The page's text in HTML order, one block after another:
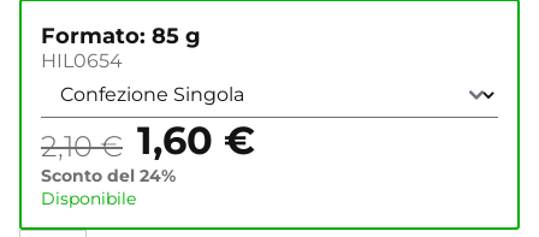
Formato: 85 g
HIL0654
2,10€ 1,60 €
Sconto del 24%
Disponibile